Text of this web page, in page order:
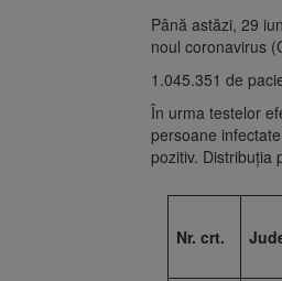
Până astăzi, 29
noul coronavirus
1.045.351 de
În urma testelor
persoane
pozitiv. Distribuția
Nr. crt.